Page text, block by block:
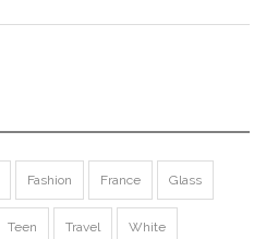
Fashion France Glass
Teen Travel White